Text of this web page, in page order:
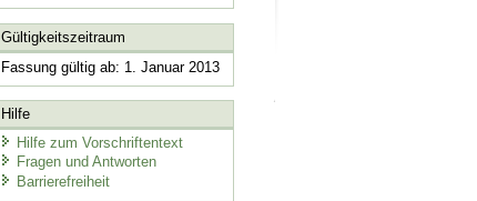
Gültigkeitszeitraum
Fassung gültig ab: 1. Januar 2013
Hilfe
Hilfe zum Vorschriftentext
Fragen und Antworten
Barrierefreiheit